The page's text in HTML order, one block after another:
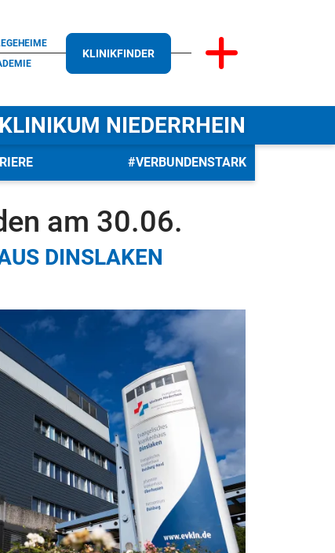
KLINIKFINDER
NIEDERRHEIN
#VERBUNDENSTARK
am 30.06.
DINSLAKEN